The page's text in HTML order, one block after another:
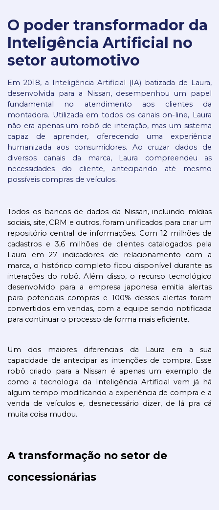
O poder transformador da
Inteligência Artificial no
setor automotivo
Em 2018, a Inteligência Artificial (IA) batizada de Laura,
desenvolvida para a Nissan, desempenhou um papel
fundamental no atendimento aos clientes da
montadora. Utilizada em todos os canais on-line, Laura
não era apenas um robô de interação, mas um sistema
capaz de aprender, oferecendo uma experiência
humanizada aos consumidores. Ao cruzar dados de
diversos canais da marca, Laura compreendeu as
necessidades do cliente, antecipando até mesmo
possíveis compras de veículos.
Todos os bancos de dados da Nissan, incluindo mídias
sociais, site, CRM e outros, foram unificados para criar um
repositório central de informações. Com 12 milhões de
cadastros e 3,6 milhões de clientes catalogados pela
Laura em 27 indicadores de relacionamento com a
marca, o histórico completo ficou disponível durante as
interações do robô. Além disso, o recurso tecnológico
desenvolvido para a empresa japonesa emitia alertas
para potenciais compras e 100% desses alertas foram
convertidos em vendas, com a equipe sendo notificada
para continuar o processo de forma mais eficiente.
Um dos maiores diferenciais da Laura era a sua
capacidade de antecipar as intenções de compra. Esse
robô criado para a Nissan é apenas um exemplo de
como a tecnologia da Inteligência Artificial vem já há
algum tempo modificando a experiência de compra e a
venda de veículos e, desnecessário dizer, de lá pra cá
muita coisa mudou.
A transformação no setor de
concessionárias